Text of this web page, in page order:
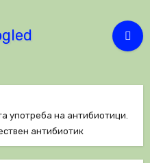
употреба на антибиотици.
антибиотик